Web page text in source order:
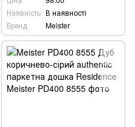
Наявність В наявності
Бренд
Meister